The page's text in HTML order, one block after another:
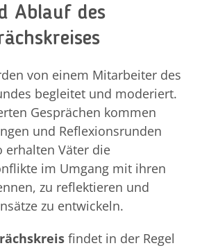
Ablauf des
von einem Mitarbeiter des
begleitet und moderiert.
Gesprächen kommen
und Reflexionsrunden
erhalten Väter die
im Umgang mit ihren
zu reflektieren und
zu entwickeln.
findet in der Regel